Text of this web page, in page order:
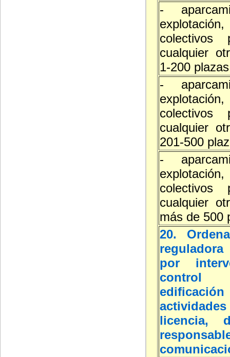
-
colectivos
cualquier
1-200 plazas
-
colectivos
cualquier
201-500
-
colectivos
cualquier
más de 500
20.
por
licencia,